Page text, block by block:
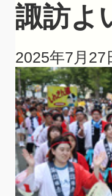
諏訪よ
2025年7月27